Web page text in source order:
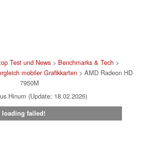
Test und News > Benchmarks & Tech >
mobiler Grafikkarten > AMD Radeon HD
7950M
Hinum (Update: 18.02.2026)
loading failed!